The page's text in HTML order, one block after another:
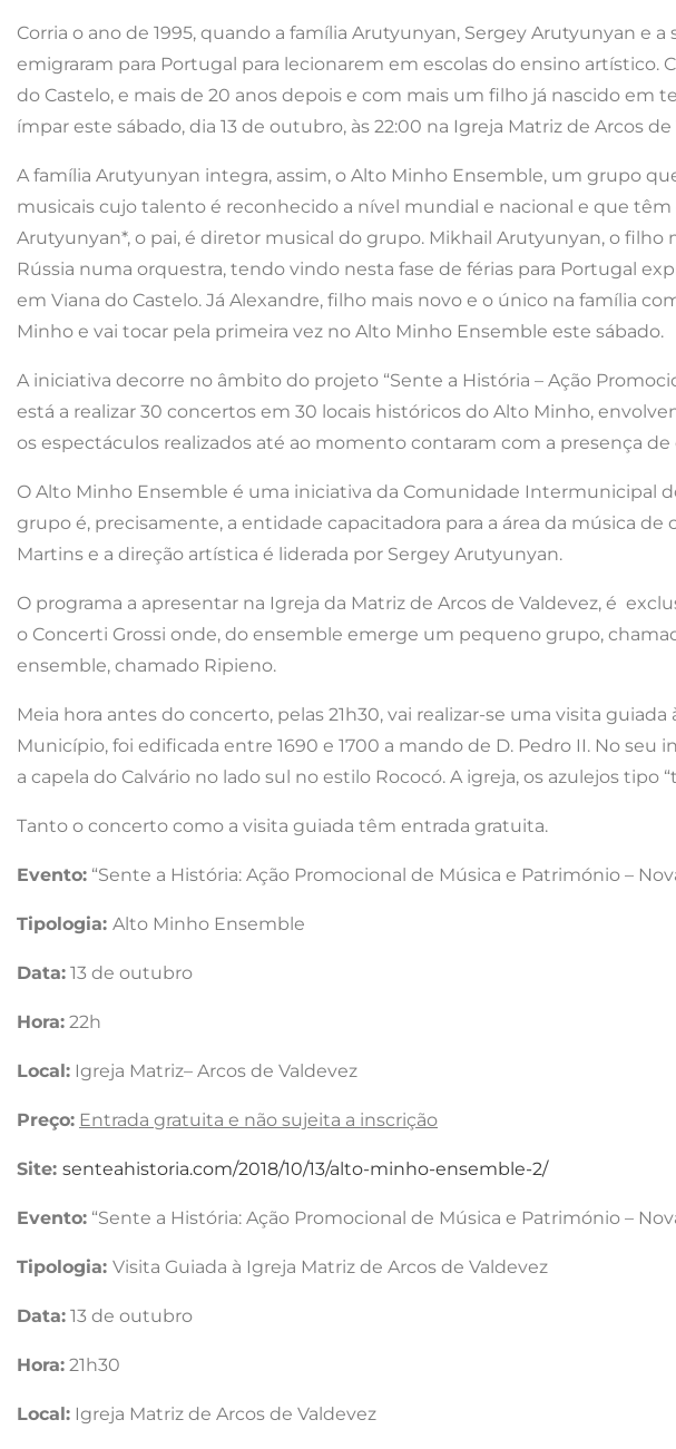
Corria o ano de 1995, quando a família Arutyunyan, Sergey Arutyunyan e
emigraram para Portugal para lecionarem em escolas do ensino
do Castelo, e mais de 20 anos depois e com mais um filho já nascido em
ímpar este sábado, dia 13 de outubro, às 22:00 na Igreja Matriz de Arcos de
A família Arutyunyan integra, assim, o Alto Minho Ensemble, um grupo
musicais cujo talento é reconhecido a nível mundial e nacional e que
Arutyunyan*, o pai, é diretor musical do grupo. Mikhail Arutyunyan, o
Rússia numa orquestra, tendo vindo nesta fase de férias para Portugal
em Viana do Castelo. Já Alexandre, filho mais novo e o único na família
Minho e vai tocar pela primeira vez no Alto Minho Ensemble este sábado.
A iniciativa decorre no âmbito do projeto “Sente a História – Ação
está a realizar 30 concertos em 30 locais históricos do Alto Minho,
os espectáculos realizados até ao momento contaram com a presença de
O Alto Minho Ensemble é uma iniciativa da Comunidade Intermunicipal
grupo é, precisamente, a entidade capacitadora para a área da música de
Martins e a direção artística é liderada por Sergey Arutyunyan.
O programa a apresentar na Igreja da Matriz de Arcos de Valdevez, é
o Concerti Grossi onde, do ensemble emerge um pequeno grupo,
ensemble, chamado Ripieno.
Meia hora antes do concerto, pelas 21h30, vai realizar-se uma visita
Município, foi edificada entre 1690 e 1700 a mando de D. Pedro II. No
a capela do Calvário no lado sul no estilo Rococó. A igreja, os azulejos
Tanto o concerto como a visita guiada têm entrada gratuita.
Evento: “Sente a História: Ação Promocional de Música e Património –
Tipologia: Alto Minho Ensemble
Data: 13 de outubro
Hora: 22h
Local: Igreja Matriz– Arcos de Valdevez
Preço: Entrada gratuita e não sujeita a inscrição
Site: senteahistoria.com/2018/10/13/alto-minho-ensemble-2/
Evento: “Sente a História: Ação Promocional de Música e Património –
Tipologia: Visita Guiada à Igreja Matriz de Arcos de Valdevez
Data: 13 de outubro
Hora: 21h30
Local: Igreja Matriz de Arcos de Valdevez